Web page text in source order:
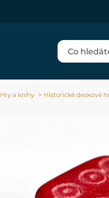
Hry a knihy Historické deskové